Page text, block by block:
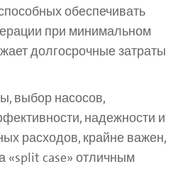
обеспечивать
при минимальном
долгосрочные затраты
выбор насосов,
надежности и
расходов, крайне важен,
«split case» отличным